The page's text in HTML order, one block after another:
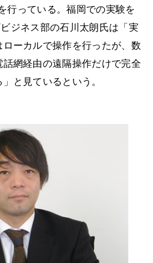
行っている。福岡での実験を
ジネス部の石川太朗氏は「実
ーカルで操作を行ったが、数
網経由の遠隔操作だけで完全
と見ているという。